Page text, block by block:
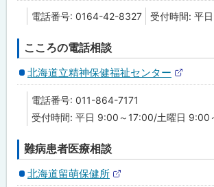
部
サ
電話番号: 0164-42-8327 受付時間: 平
こころの電話相談
北海道立精神保健福祉センター
外
イ
ト
電話番号: 011-864-7171
受付時間: 平日 9:00～17:00/土曜日 9:00
難病患者医療相談
北海道留萌保健所
外